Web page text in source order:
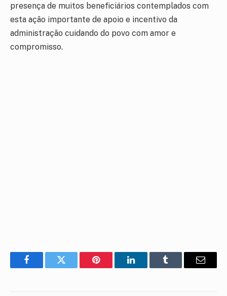
presença de muitos beneficiários contemplados com
esta ação importante de apoio e incentivo da
administração cuidando do povo com amor e
compromisso.
FacebookTwitter Pinterest LinkedInTumblr
E-